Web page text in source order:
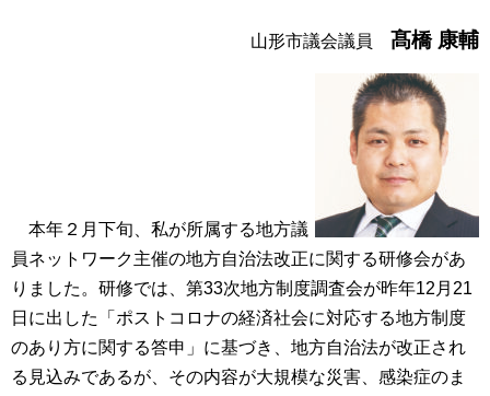
山形市議会議員 髙橋 康輔
本年２月下旬、私が所属する地方議
員ネットワーク主催の地方自治法改正に関する研修会があ
りました。研修では、第33次地方制度調査会が昨年12月21
日に出した「ポストコロナの経済社会に対応する地方制度
のあり方に関する答申」に基づき、地方自治法が改正され
る見込みであるが、その内容が大規模な災害、感染症のま